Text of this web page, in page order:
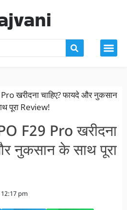
F29 Pro खरीदना
नुकसान के साथ पूरा
12:17 pm